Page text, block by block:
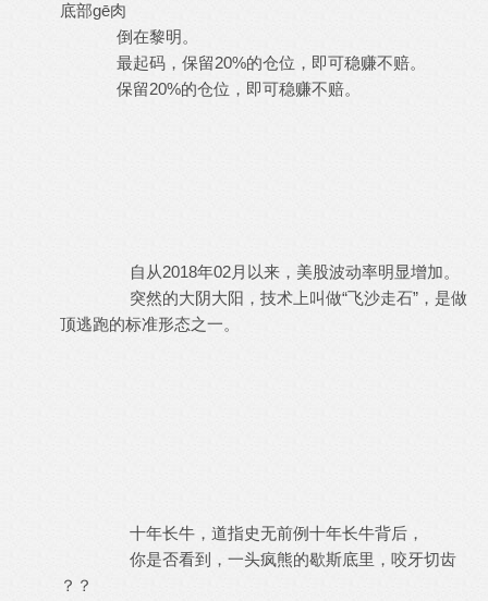
底部gē肉
倒在黎明。
最起码，保留20%的仓位，即可稳赚不赔。
保留20%的仓位，即可稳赚不赔。
自从2018年02月以来，美股波动率明显增加。
突然的大阴大阳，技术上叫做“飞沙走石”，是做
顶逃跑的标准形态之一。
十年长牛，道指史无前例十年长牛背后，
你是否看到，一头疯熊的歇斯底里，咬牙切齿
？？